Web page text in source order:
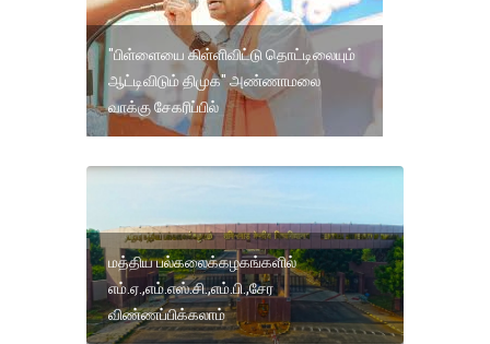
"பிள்ளையை கிள்ளிவிட்டு தொட்டிலையும்
ஆட்டிவிடும் திமுக" அண்ணாமலை
வாக்கு சேகரிப்பில்
மத்திய பல்கலைக்கழகங்களில்
எம்.ஏ.,எம்.எஸ்.சி.,எம்.பி.,சேர
விண்ணப்பிக்கலாம்